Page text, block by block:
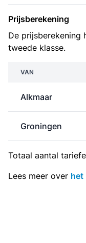
Prijsberekening
De prijsberekening
tweede klasse.
VAN
Alkmaar
Groningen
Totaal aantal
Lees meer over het